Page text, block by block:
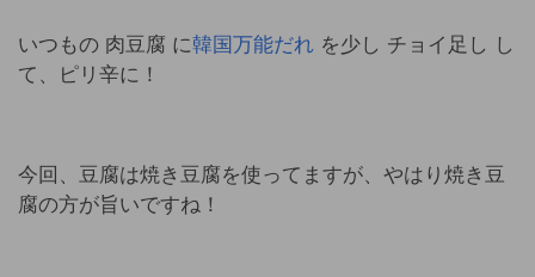
いつもの 肉豆腐 に韓国万能だれ を少し チョイ足し し
て、ピリ辛に！
今回、豆腐は焼き豆腐を使ってますが、やはり焼き豆
腐の方が旨いですね！